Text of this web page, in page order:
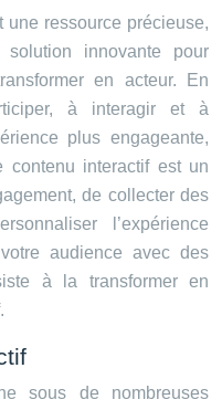
une ressource précieuse,
innovante pour
en acteur. En
à interagir et à
plus engageante,
contenu interactif est un
de collecter des
l’expérience
audience avec des
à la transformer en
sous de nombreuses